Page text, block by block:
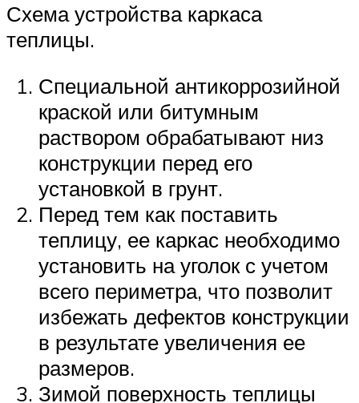
Схема устройства каркаса
теплицы.
Специальной антикоррозийной
краской или битумным
раствором обрабатывают низ
конструкции перед его
установкой в грунт.
Перед тем как поставить
теплицу, ее каркас необходимо
установить на уголок с учетом
всего периметра, что позволит
избежать дефектов конструкции
в результате увеличения ее
размеров.
Зимой поверхность теплицы